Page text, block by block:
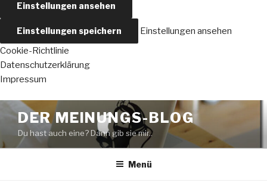
Einstellungen ansehen
Einstellungen speichern
Einstellungen ansehen
Cookie-Richtlinie
Datenschutzerklärung
Impressum
Zum
Inhalt
springen
DER MEINUNGS-BLOG
Du hast auch eine? Dann gib sie mir..
Menü